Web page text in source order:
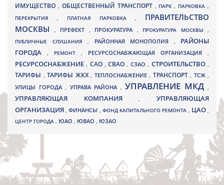
ИМУЩЕСТВО , ОБЩЕСТВЕННЫЙ ТРАНСПОРТ , ПАРК, ПАРКОВКА ,
ПЕРЕКРЫТИЯ , ПЛАТНАЯ ПАРКОВКА , ПРАВИТЕЛЬСТВО
МОСКВЫ
, ПРЕФЕКТ , ПРОКУРАТУРА , ПРОКУРАТУРА МОСКВЫ ,
ПУБЛИЧНЫЕ СЛУШАНИЯ , РАЙОННАЯ МОНОПОЛИЯ , РАЙОНЫ
ГОРОДА
, РЕМОНТ , РЕСУРСОСНАБЖАЮЩАЯ ОРГАНИЗАЦИЯ ,
РЕСУРСОСНАБЖЕНИЕ, САО,СВАО ,СЗАО, СТРОИТЕЛЬСТВО,
ТАРИФЫ , ТАРИФЫ ЖКХ , ТЕПЛОСНАБЖЕНИЕ , ТРАНСПОРТ , ТСЖ ,
УЛИЦЫ ГОРОДА , УПРАВА РАЙОНА , УПРАВЛЕНИЕ МКД ,
УПРАВЛЯЮЩАЯ КОМПАНИЯ,УПРАВЛЯЮЩАЯ
ОРГАНИЗАЦИЯ,ФИНАНСЫ , ФОНД КАПИТАЛЬНОГО РЕМОНТА , ЦАО,
ЦЕНТР ГОРОДА , ЮАО , ЮВАО , ЮЗАО